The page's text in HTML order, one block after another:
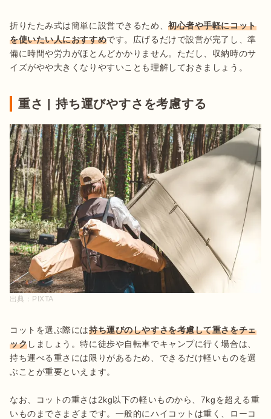
折りたたみ式は簡単に設営できるため、初心者や手軽にコット
を使いたい人におすすめです。広げるだけで設営が完了し、準
備に時間や労力がほとんどかかりません。ただし、収納時のサ
イズがやや大きくなりやすいことも理解しておきましょう。
重さ | 持ち運びやすさを考慮する
出典： PIXTA
コットを選ぶ際には持ち運びのしやすさを考慮して重さをチェ
ックしましょう。特に徒歩や自転車でキャンプに行く場合は、
持ち運べる重さには限りがあるため、できるだけ軽いものを選
ぶことが重要といえます。
なお、コットの重さは2kg以下の軽いものから、7kgを超える重
いものまでさまざまです。一般的にハイコットは重く、ローコ